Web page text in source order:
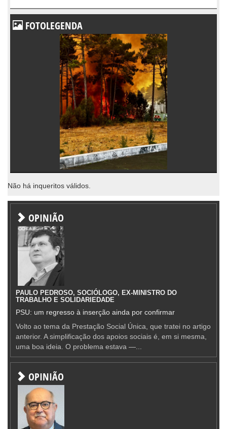
FOTOLEGENDA
Não há inqueritos válidos.
OPINIÃO
PAULO PEDROSO, SOCIÓLOGO, EX-MINISTRO DO
TRABALHO E SOLIDARIEDADE
PSU: um regresso à inserção ainda por confirmar
Volto ao tema da Prestação Social Única, que tratei no artigo
anterior. A simplificação dos apoios sociais é, em si mesma,
uma boa ideia. O problema estava —...
OPINIÃO